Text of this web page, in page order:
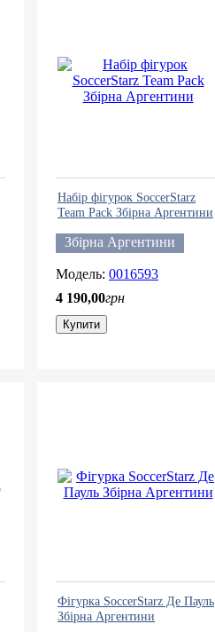
Набір фігурок SoccerStarz
Team Pack Збірна Аргентини
Збірна Аргентини
0016593
4 190,00грн
Купити
Фігурка SoccerStarz Де Пауль
Збірна Аргентини